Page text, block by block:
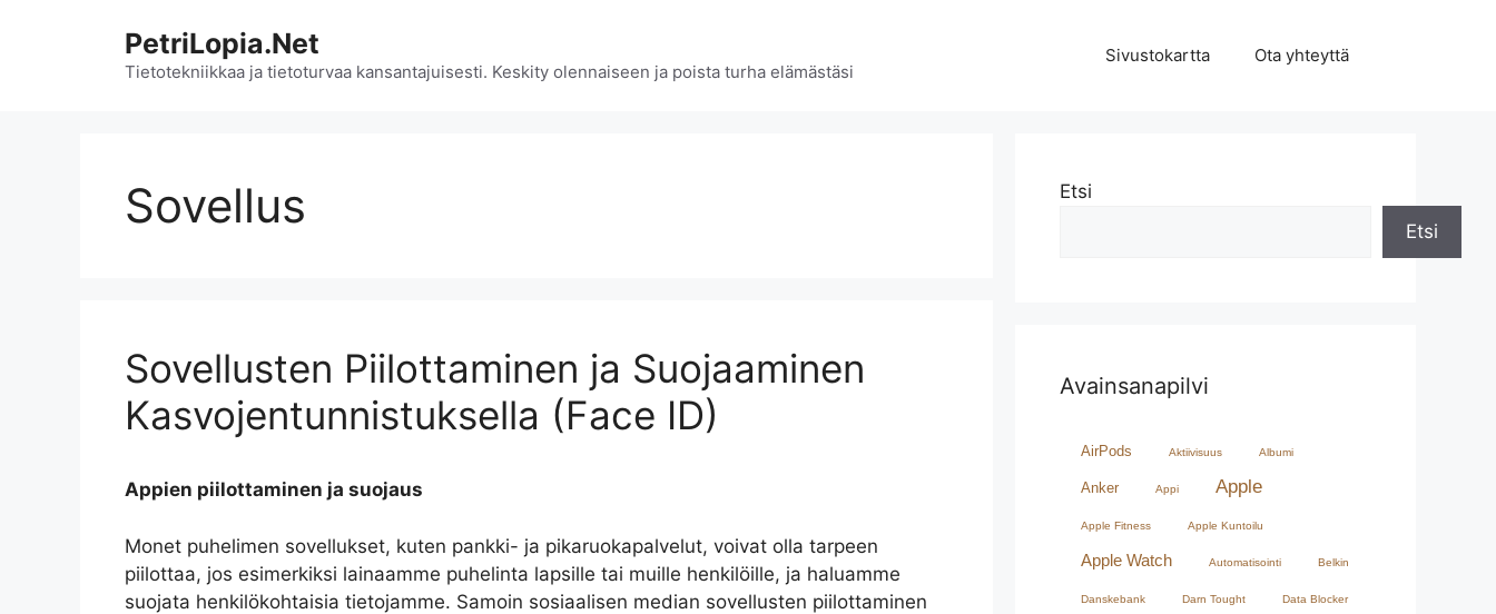
PetriLopia.Net
Tietotekniikkaa ja tietoturvaa kansantajuisesti. Keskity olennaiseen ja poista turha elämästäsi
Sivustokartta Ota yhteyttä
Sovellus
Sovellusten Piilottaminen ja Suojaaminen
Kasvojentunnistuksella (Face ID)
Appien piilottaminen ja suojaus
Monet puhelimen sovellukset, kuten pankki- ja pikaruokapalvelut, voivat olla tarpeen
piilottaa, jos esimerkiksi lainaamme puhelinta lapsille tai muille henkilöille, ja haluamme
suojata henkilökohtaisia tietojamme. Samoin sosiaalisen median sovellusten piilottaminen
Etsi
Etsi
Avainsanapilvi
AirPods Aktiivisuus Albumi
Anker Appi Apple
Apple Fitness Apple Kuntoilu
Apple Watch Automatisointi Belkin
Danskebank Darn Tought Data Blocker